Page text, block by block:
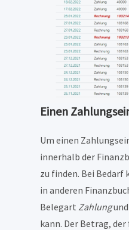
Einen
Um einen
innerhalb der
zu finden. Bei Bedarf
in anderen
Belegart Zahlung
kann. Der Betrag,